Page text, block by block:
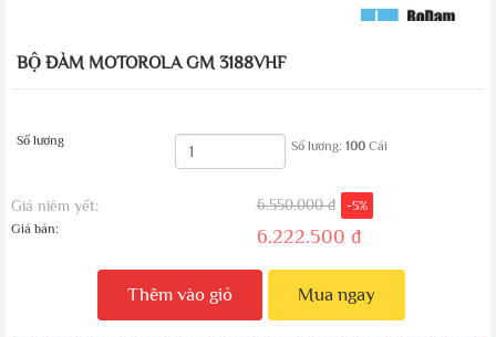
BỘ ĐÀM MOTOROLA GM 3188VHF
Số lượng Số lượng: 100Cái
Giá niêm yết:
Giá bán:
6.550.000 đ -5%
6.222.500 đ
Thêm vào giỏ Mua ngay